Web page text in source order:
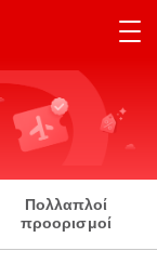
Πολλαπλοί
προορισμοί